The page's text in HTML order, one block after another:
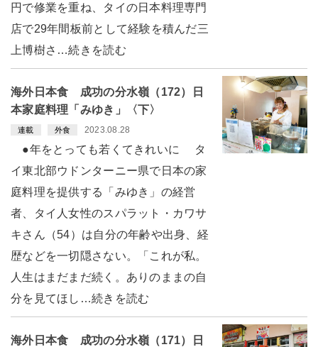
円で修業を重ね、タイの日本料理専門
店で29年間板前として経験を積んだ三
上博樹さ…続きを読む
海外日本食 成功の分水嶺（172）日
本家庭料理「みゆき」〈下〉
連載 外食 2023.08.28
●年をとっても若くてきれいに タ
イ東北部ウドンターニー県で日本の家
庭料理を提供する「みゆき」の経営
者、タイ人女性のスパラット・カワサ
キさん（54）は自分の年齢や出身、経
歴などを一切隠さない。「これが私。
人生はまだまだ続く。ありのままの自
分を見てほし…続きを読む
海外日本食 成功の分水嶺（171）日